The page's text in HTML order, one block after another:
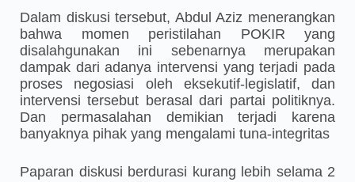
Dalam diskusi tersebut, Abdul Aziz menerangkan
bahwa momen peristilahan POKIR yang
disalahgunakan ini sebenarnya merupakan
dampak dari adanya intervensi yang terjadi pada
proses negosiasi oleh eksekutif-legislatif, dan
intervensi tersebut berasal dari partai politiknya.
Dan permasalahan demikian terjadi karena
banyaknya pihak yang mengalami tuna-integritas
Paparan diskusi berdurasi kurang lebih selama 2